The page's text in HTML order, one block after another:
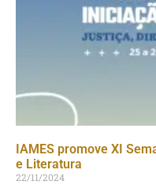
IAMES promove XI
e Literatura
22/11/2024